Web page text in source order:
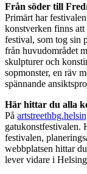
Från söder till
Primärt har
konstverken finns
festival, som tog sin
från huvudområdet
skulpturer och
sopmonster, en räv
spännande
Här hittar du alla
På
gatukonstfestivalen.
festivalen,
webbplatsen hittar
lever vidare i